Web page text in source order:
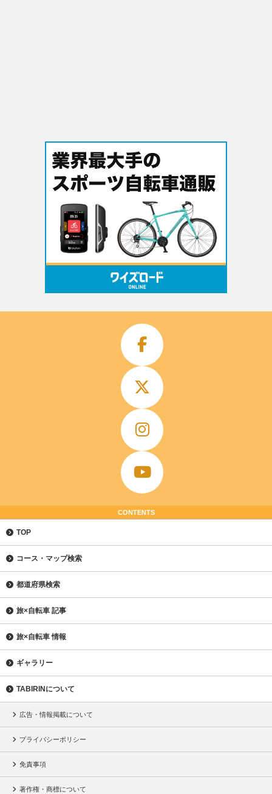
CONTENTS
TOP
コース・マップ検索
都道府県検索
旅×自転車 記事
旅×自転車 情報
ギャラリー
TABIRINについて
広告・情報掲載について
プライバシーポリシー
免責事項
著作権・商標について